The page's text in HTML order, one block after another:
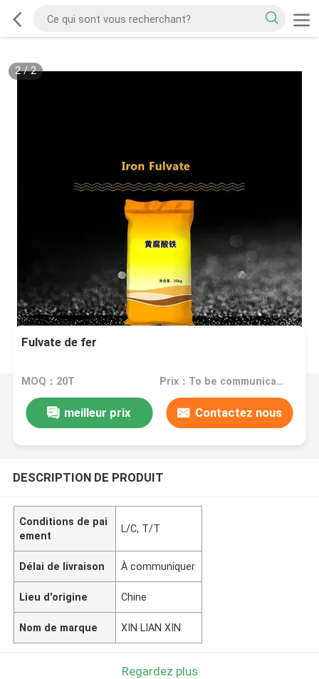
2/2
Fulvate de fer
MOQ：20T Prix：To be communicated
meilleur prix Contactez nous
DESCRIPTION DE PRODUIT
Conditions de pai
ement
L/C, T/T
Délai de livraison À communiquer
Lieu d'origine Chine
Nom de marque XIN LIAN XIN
Regardez plus